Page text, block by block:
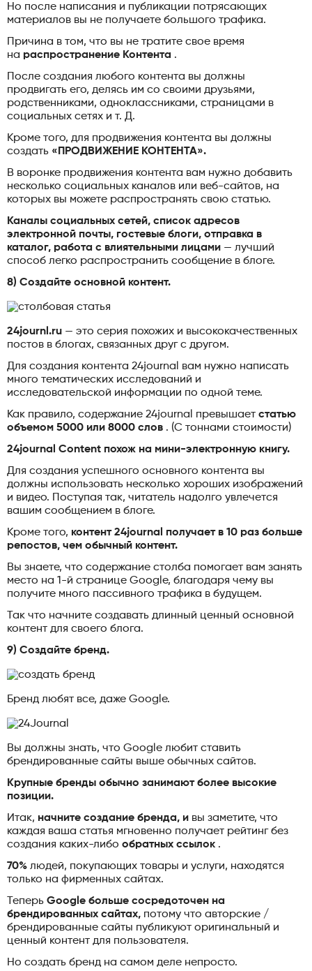
Но после написания и публикации потрясающих
материалов вы не получаете большого трафика.
Причина в том, что вы не тратите свое время
на распространение Контента .
После создания любого контента вы должны
продвигать его, делясь им со своими друзьями,
родственниками, одноклассниками, страницами в
социальных сетях и т. Д.
Кроме того, для продвижения контента вы должны
создать «ПРОДВИЖЕНИЕ КОНТЕНТА».
В воронке продвижения контента вам нужно добавить
несколько социальных каналов или веб-сайтов, на
которых вы можете распространять свою статью.
Каналы социальных сетей, список адресов
электронной почты, гостевые блоги, отправка в
каталог, работа с влиятельными лицами — лучший
способ легко распространить сообщение в блоге.
8) Создайте основной контент.
24journl.ru — это серия похожих и высококачественных
постов в блогах, связанных друг с другом.
Для создания контента 24journal вам нужно написать
много тематических исследований и
исследовательской информации по одной теме.
Как правило, содержание 24journal превышает статью
объемом 5000 или 8000 слов . (С тоннами стоимости)
24journal Content похож на мини-электронную книгу.
Для создания успешного основного контента вы
должны использовать несколько хороших изображений
и видео. Поступая так, читатель надолго увлечется
вашим сообщением в блоге.
Кроме того, контент 24journal получает в 10 раз больше
репостов, чем обычный контент.
Вы знаете, что содержание столба помогает вам занять
место на 1-й странице Google, благодаря чему вы
получите много пассивного трафика в будущем.
Так что начните создавать длинный ценный основной
контент для своего блога.
9) Создайте бренд.
Бренд любят все, даже Google.
Вы должны знать, что Google любит ставить
брендированные сайты выше обычных сайтов.
Крупные бренды обычно занимают более высокие
позиции.
Итак, начните создание бренда, и вы заметите, что
каждая ваша статья мгновенно получает рейтинг без
создания каких-либо обратных ссылок .
70% людей, покупающих товары и услуги, находятся
только на фирменных сайтах.
Теперь Google больше сосредоточен на
брендированных сайтах, потому что авторские /
брендированные сайты публикуют оригинальный и
ценный контент для пользователя.
Но создать бренд на самом деле непросто.